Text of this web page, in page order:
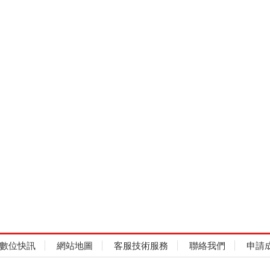
數位快訊 網站地圖 客服技術服務 聯絡我們 申請